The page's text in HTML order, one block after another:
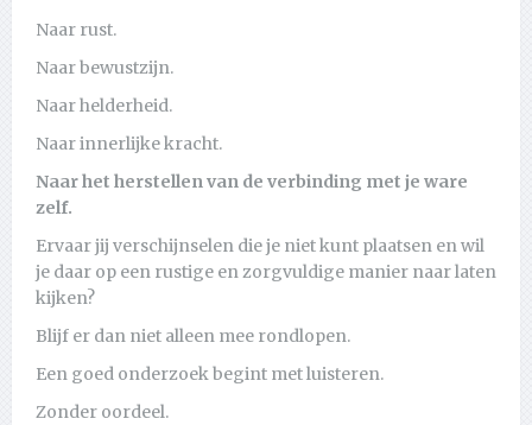
Naar rust.
Naar bewustzijn.
Naar helderheid.
Naar innerlijke kracht.
Naar het herstellen van de verbinding met je ware
zelf.
Ervaar jij verschijnselen die je niet kunt plaatsen en wil
je daar op een rustige en zorgvuldige manier naar laten
kijken?
Blijf er dan niet alleen mee rondlopen.
Een goed onderzoek begint met luisteren.
Zonder oordeel.